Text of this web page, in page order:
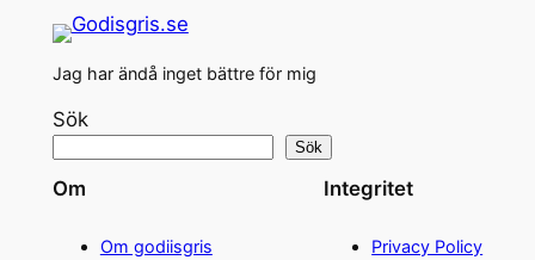
Jag har ändå inget bättre för mig
Sök
Sök
Om
Om godiisgris
Integritet
Privacy Policy